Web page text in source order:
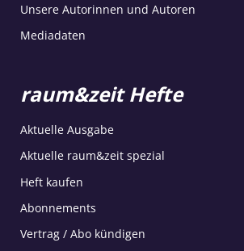
Unsere Autorinnen und Autoren
Mediadaten
raum&zeit Hefte
Aktuelle Ausgabe
Aktuelle raum&zeit spezial
Heft kaufen
Abonnements
Vertrag / Abo kündigen